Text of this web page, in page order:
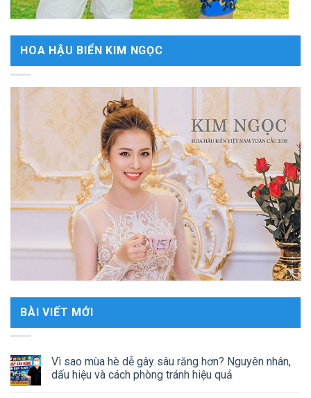
HOA HẬU BIỂN KIM NGỌC
BÀI VIẾT MỚI
Vì sao mùa hè dễ gây sâu răng hơn? Nguyên nhân,
dấu hiệu và cách phòng tránh hiệu quả